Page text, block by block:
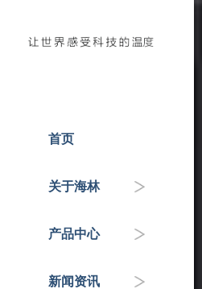
首页
关于海林
产品中心
新闻资讯